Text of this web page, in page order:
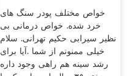
خواص مختلف پودر سنگ های
خرد شده. خواص درمانی بی
نظیر سیرابی حکیم تهرانی. سلام
خیلی ممنونم از شما .آیا برای
رشد سینه هم راهی وجود داره